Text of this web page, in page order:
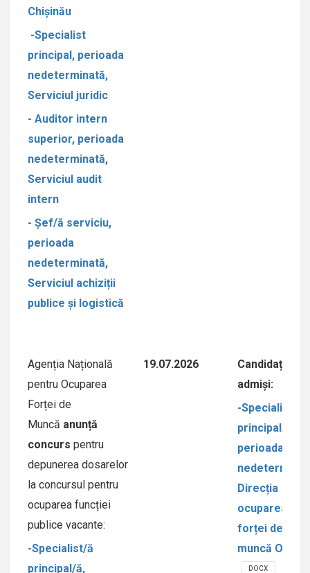
Chișinău
-Specialist
principal, perioada
nedeterminată,
Serviciul juridic
- Auditor intern
superior, perioada
nedeterminată,
Serviciul audit
intern
- Șef/ă serviciu,
perioada
nedeterminată,
Serviciul achiziții
publice și logistică
Agenția Națională
pentru Ocuparea
Forței de
Muncă anunță
concurs pentru
depunerea dosarelor
la concursul pentru
ocuparea funcției
publice vacante:
-Specialist/ă
principal/ă,
19.07.2026
Candidați
admiși:
-Specialist/ă
principal/ă,
perioada
Direcția
ocuparea
forței de
muncă Orhei
DOCX